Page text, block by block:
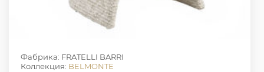
Фабрика: FRATELLI BARRI
Коллекция: BELMONTE